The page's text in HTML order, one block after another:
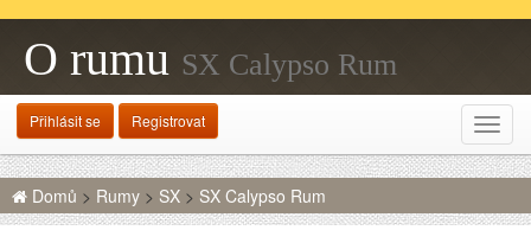
O rumu SX Calypso Rum
Přihlásit se Registrovat
Domů > Rumy > SX > SX Calypso Rum